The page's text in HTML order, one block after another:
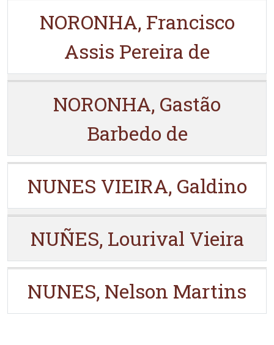
NORONHA, Francisco
Assis Pereira de
NORONHA, Gastão
Barbedo de
NUNES VIEIRA, Galdino
NUÑES, Lourival Vieira
NUNES, Nelson Martins